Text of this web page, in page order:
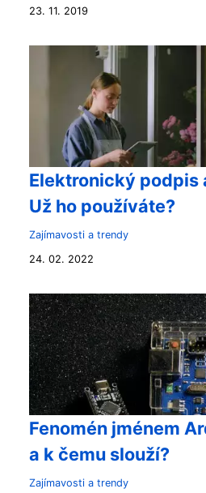
23. 11. 2019
Elektronický podpis
Už ho používáte?
Zajímavosti a trendy
24. 02. 2022
Fenomén jménem
a k čemu slouží?
Zajímavosti a trendy